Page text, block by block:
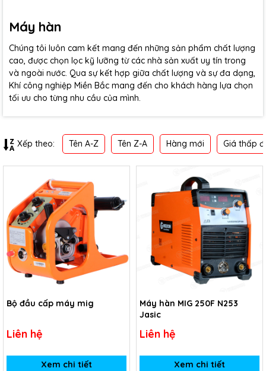
Máy hàn
Chúng tôi luôn cam kết mang đến những sản phẩm chất lượng
cao, được chọn lọc kỹ lưỡng từ các nhà sản xuất uy tín trong
và ngoài nước. Qua sự kết hợp giữa chất lượng và sự đa dạng,
Khí công nghiệp Miền Bắc mang đến cho khách hàng lựa chọn
tối ưu cho từng nhu cầu của mình.
Xếp theo: Tên A-Z Tên Z-A Hàng mới Giá thấp
Bộ đầu cấp máy mig
Liên hệ
Xem chi tiết
Máy hàn MIG 250F N253
Jasic
Liên hệ
Xem chi tiết